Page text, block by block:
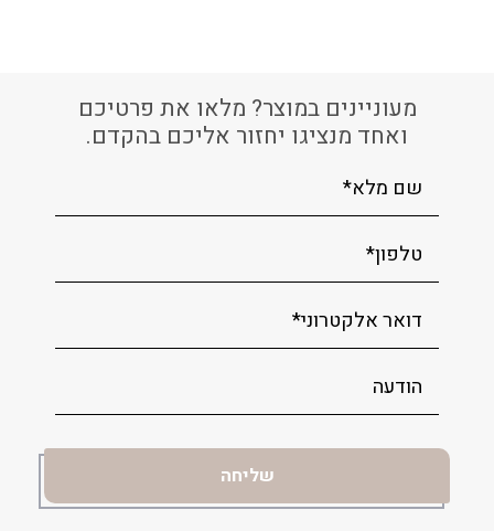
מעוניינים במוצר? מלאו את פרטיכם
ואחד מנציגו יחזור אליכם בהקדם.